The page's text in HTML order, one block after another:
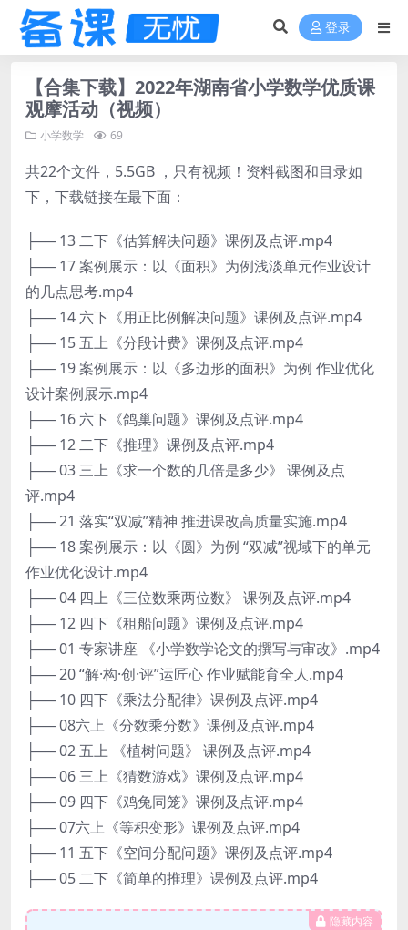
登录
【合集下载】2022年湖南省小学数学优质课
观摩活动（视频）
小学数学 69
共22个文件，5.5GB ，只有视频！资料截图和目录如
下，下载链接在最下面：
├── 13 二下《估算解决问题》课例及点评.mp4
├── 17 案例展示：以《面积》为例浅淡单元作业设计
的几点思考.mp4
├── 14 六下《用正比例解决问题》课例及点评.mp4
├── 15 五上《分段计费》课例及点评.mp4
├── 19 案例展示：以《多边形的面积》为例 作业优化
设计案例展示.mp4
├── 16 六下《鸽巢问题》课例及点评.mp4
├── 12 二下《推理》课例及点评.mp4
├── 03 三上《求一个数的几倍是多少》 课例及点
评.mp4
├── 21 落实“双减”精神 推进课改高质量实施.mp4
├── 18 案例展示：以《圆》为例 “双减”视域下的单元
作业优化设计.mp4
├── 04 四上《三位数乘两位数》 课例及点评.mp4
├── 12 四下《租船问题》课例及点评.mp4
├── 01 专家讲座 《小学数学论文的撰写与审改》.mp4
├── 20 “解·构·创·评”运匠心 作业赋能育全人.mp4
├── 10 四下《乘法分配律》课例及点评.mp4
├── 08六上《分数乘分数》课例及点评.mp4
├── 02 五上 《植树问题》 课例及点评.mp4
├── 06 三上《猜数游戏》课例及点评.mp4
├── 09 四下《鸡兔同笼》课例及点评.mp4
├── 07六上《等积变形》课例及点评.mp4
├── 11 五下《空间分配问题》课例及点评.mp4
├── 05 二下《简单的推理》课例及点评.mp4
隐藏内容